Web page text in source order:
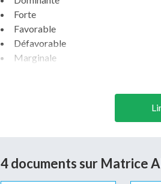
Forte
Favorable
Défavorable
Marginale
4 documents sur Matrice